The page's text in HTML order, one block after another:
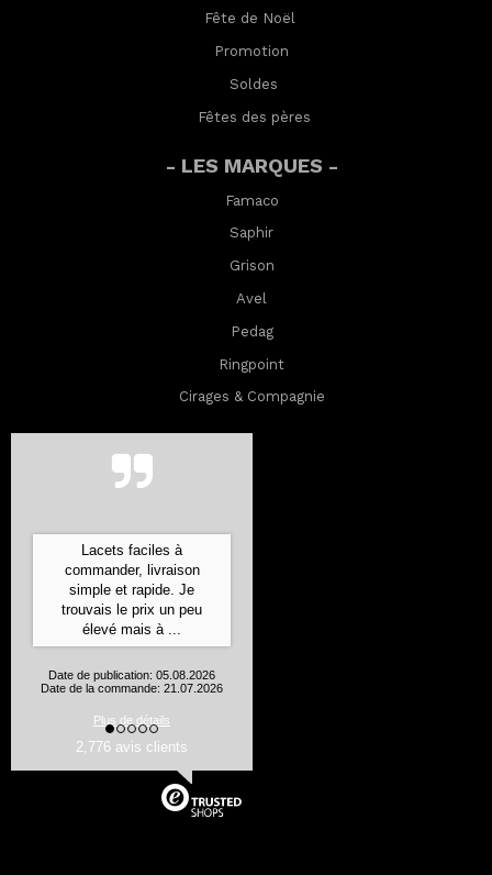
Fête de Noël
Promotion
Soldes
Fêtes des pères
- LES MARQUES -
Famaco
Saphir
Grison
Avel
Pedag
Ringpoint
Cirages & Compagnie
Commande expédiée ultra
rapidement, bien emballée
et les produits sont
conformes à leur
description
Aurelie J., Flines les Mortagne
Date de la commande: 24.07.2026
Plus de détails
2,776 avis clients